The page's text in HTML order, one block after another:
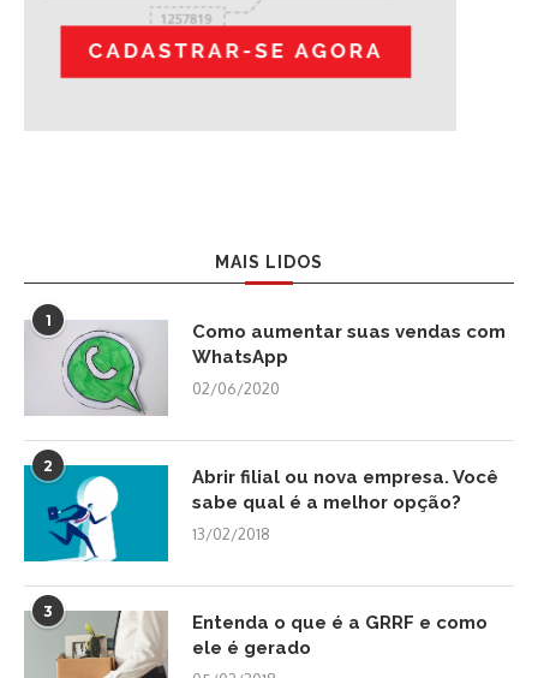
MAIS LIDOS
1
Como aumentar suas vendas com
WhatsApp
02/06/2020
2
Abrir filial ou nova empresa. Você
sabe qual é a melhor opção?
13/02/2018
3
Entenda o que é a GRRF e como
ele é gerado